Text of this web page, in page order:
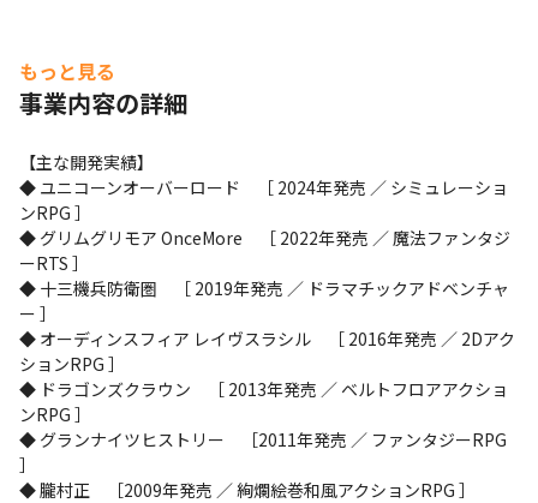
もっと見る
事業内容の詳細
【主な開発実績】
◆ ユニコーンオーバーロード　［ 2024年発売 ／ シミュレーショ
ンRPG ］
◆ グリムグリモア OnceMore　［ 2022年発売 ／ 魔法ファンタジ
ーRTS ］
◆ 十三機兵防衛圏　［ 2019年発売 ／ ドラマチックアドベンチャ
ー ］
◆ オーディンスフィア レイヴスラシル　［ 2016年発売 ／ 2Dアク
ションRPG ］
◆ ドラゴンズクラウン　［ 2013年発売 ／ ベルトフロアアクショ
ンRPG ］
◆ グランナイツヒストリー　［2011年発売 ／ ファンタジーRPG
］
◆ 朧村正　［2009年発売 ／ 絢爛絵巻和風アクションRPG ］